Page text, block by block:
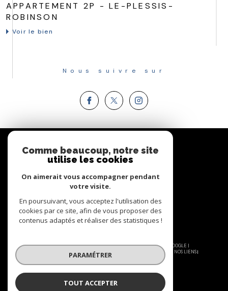
APPARTEMENT 2P - LE-PLESSIS-
ROBINSON
Voir le bien
Nous suivre sur
PROPRIÉTAIRE
Se connecter
© 2026 | TOUS DROITS RÉSERVÉS | TRADUCTION POWERED BY GOOGLE |
PLAN DU SITE MENTIONS LÉGALES ADMIN
NOS LIENS
POLITIQUE RGPD
Comme beaucoup, notre site
utilise les cookies
On aimerait vous accompagner pendant
votre visite.
En poursuivant, vous acceptez l'utilisation des
cookies par ce site, afin de vous proposer des
contenus adaptés et réaliser des statistiques !
PARAMÉTRER
TOUT ACCEPTER